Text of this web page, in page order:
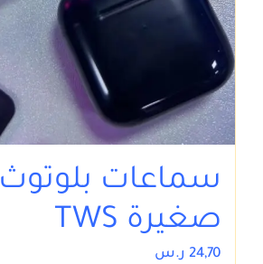
سماعات بلوتوث
صغيرة TWS
24,70 ر.س